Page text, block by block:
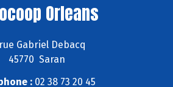
Orleans
Gabriel Debacq
45770 Saran
:02 38 73 20 45